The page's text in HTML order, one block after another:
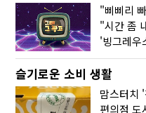
"삐삐리
"시간 좀
슬기로운 소비 생활